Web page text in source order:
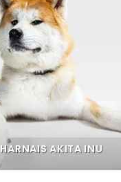
HARNAIS AKITA INU